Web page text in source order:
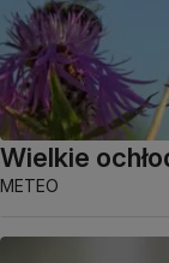
Wielkie
METEO